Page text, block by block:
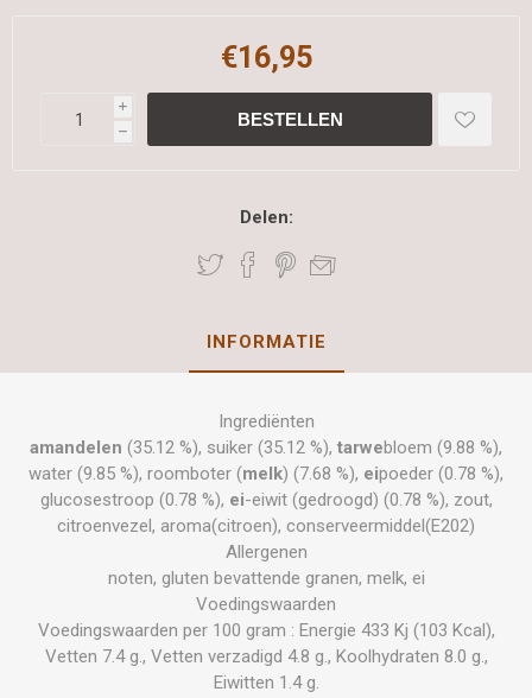
€16,95
i
h
Delen:
INFORMATIE
Ingrediënten
amandelen (35.12 %), suiker (35.12 %), tarwebloem (9.88 %),
water (9.85 %), roomboter (melk) (7.68 %), eipoeder (0.78 %),
glucosestroop (0.78 %), ei-eiwit (gedroogd) (0.78 %), zout,
citroenvezel, aroma(citroen), conserveermiddel(E202)
Allergenen
noten, gluten bevattende granen, melk, ei
Voedingswaarden
Voedingswaarden per 100 gram : Energie 433 Kj (103 Kcal),
Vetten 7.4 g., Vetten verzadigd 4.8 g., Koolhydraten 8.0 g.,
Eiwitten 1.4 g.